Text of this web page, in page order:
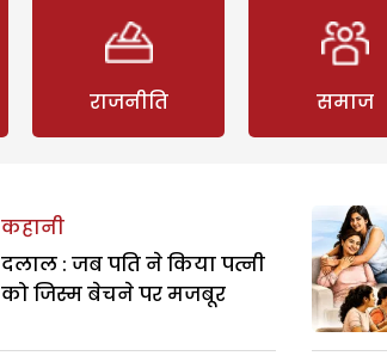
राजनीति समाज
कहानी
दलाल : जब पति ने किया पत्नी
को जिस्म बेचने पर मजबूर